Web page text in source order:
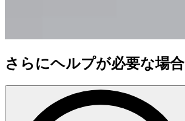
さらにヘルプが必要な場合